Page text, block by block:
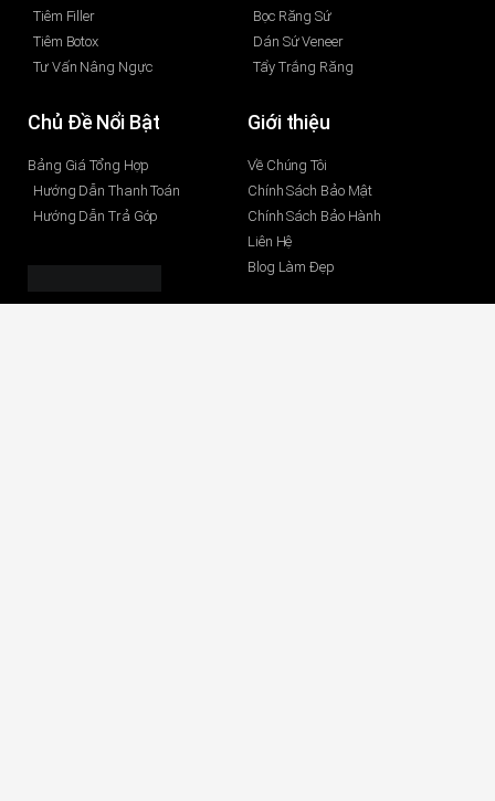
Tiêm Filler
Tiêm Botox
Tư Vấn Nâng Ngực
Bọc Răng Sứ
Dán Sứ Veneer
Tẩy Trắng Răng
Chủ Đề Nổi Bật
Bảng Giá Tổng Hợp
Hướng Dẫn Thanh Toán
Hướng Dẫn Trả Góp
Giới thiệu
Về Chúng Tôi
Chính Sách Bảo Mật
Chính Sách Bảo Hành
Liên Hệ
Blog Làm Đẹp